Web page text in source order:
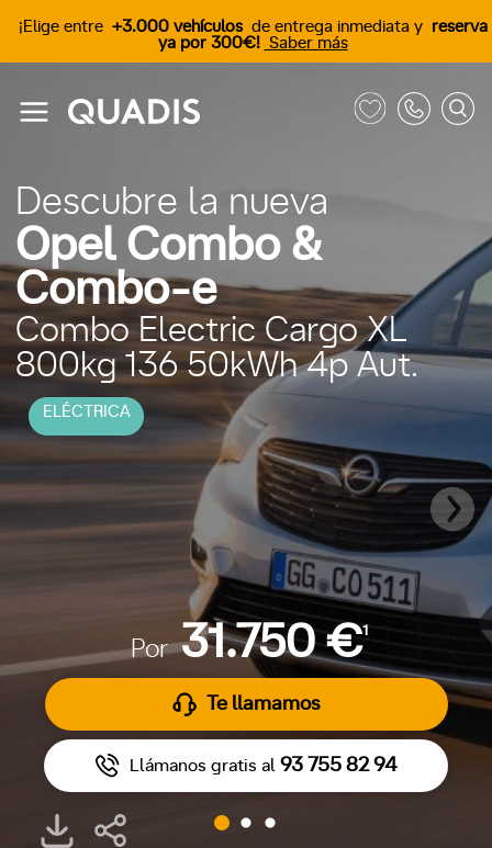
¡Elige entre +3.000 vehículos de entrega inmediata y reserva
ya por 300€! Saber más
Descubre la nueva
Opel Combo &
Combo-e
ELÉCTRICA
Combo Electric Cargo XL
800kg 136 50kWh 4p Aut.
Por31.750 €1
Te llamamos
Llámanos gratis al 93 755 82 94